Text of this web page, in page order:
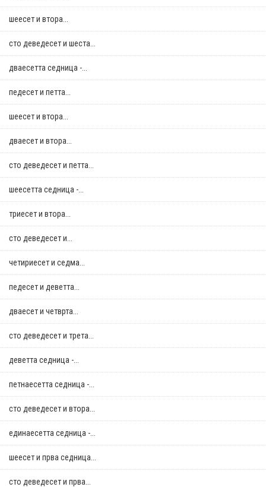
шеесет и втора...
сто деведесет и шеста...
дваесетта седница -...
педесет и петта...
шеесет и втора...
дваесет и втора...
сто деведесет и петта...
шеесетта седница -...
триесет и втора...
сто деведесет и...
четириесет и седма...
педесет и деветта...
дваесет и четврта...
сто деведесет и трета...
деветта седница -...
петнаесетта седница -...
сто деведесет и втора...
единаесетта седница -...
шеесет и прва седница...
сто деведесет и прва...